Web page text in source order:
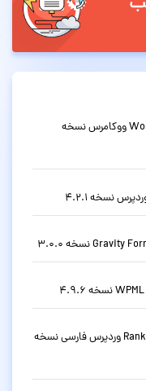
قالب فروشگاهی چندمنظوره وودمارت WoodMart ووکامرس نسخه
دانلود افزونه سئو حرفه ای رنک مث Rank Math Pro وردپرس فارسی نسخه